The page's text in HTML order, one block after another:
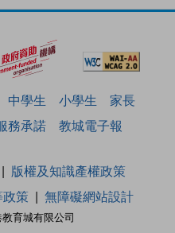
中學生 小學生
家長
務承諾 教城電子報
育城有限公司
版權及知識產權政策
策 無障礙網站設計